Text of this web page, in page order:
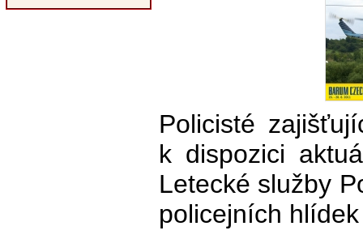
Policisté
k dispozici
Letecké služby
policejních